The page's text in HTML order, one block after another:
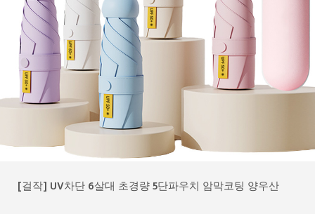
[걸작] UV차단 6살대 초경량 5단파우치 암막코팅 양우산